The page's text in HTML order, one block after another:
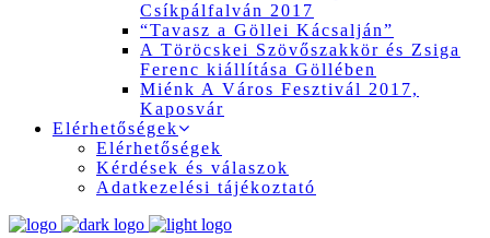
Csíkpálfalván 2017
“Tavasz a Göllei Kácsalján”
A Töröcskei Szövőszakkör és Zsiga
Ferenc kiállítása Göllében
Miénk A Város Fesztivál 2017,
Kaposvár
Elérhetőségek
Elérhetőségek
Kérdések és válaszok
Adatkezelési tájékoztató